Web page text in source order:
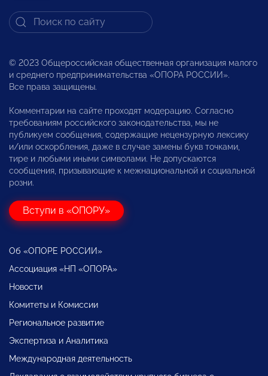
© 2023 Общероссийская общественная организация малого
и среднего предпринимательства «ОПОРА РОССИИ».
Все права защищены.
Комментарии на сайте проходят модерацию. Согласно
требованиям российского законодательства, мы не
публикуем сообщения, содержащие нецензурную лексику
и/или оскорбления, даже в случае замены букв точками,
тире и любыми иными символами. Не допускаются
сообщения, призывающие к межнациональной и социальной
розни.
Вступи в «ОПОРУ»
Об «ОПОРЕ РОССИИ»
Ассоциация «НП «ОПОРА»
Новости
Комитеты и Комиссии
Региональное развитие
Экспертиза и Аналитика
Международная деятельность